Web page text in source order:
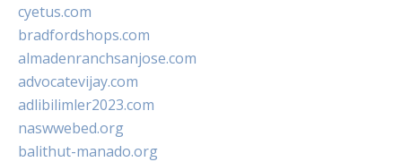
cyetus.com
bradfordshops.com
almadenranchsanjose.com
advocatevijay.com
adlibilimler2023.com
naswwebed.org
balithut-manado.org